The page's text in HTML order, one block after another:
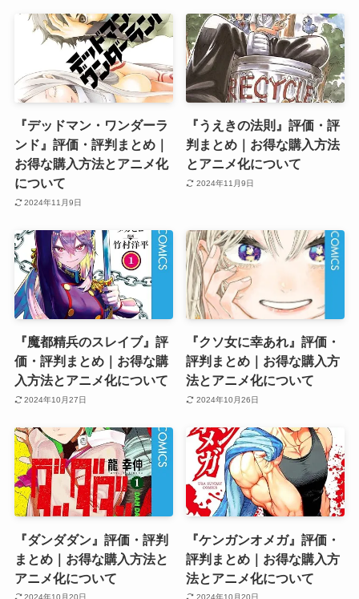
『デッドマン・ワンダーラ
ンド』評価・評判まとめ｜
お得な購入方法とアニメ化
について
2024年11月9日
『うえきの法則』評価・評
判まとめ｜お得な購入方法
とアニメ化について
2024年11月9日
『魔都精兵のスレイブ』評
価・評判まとめ｜お得な購
入方法とアニメ化について
2024年10月27日
『クソ女に幸あれ』評価・
評判まとめ｜お得な購入方
法とアニメ化について
2024年10月26日
『ダンダダン』評価・評判
まとめ｜お得な購入方法と
アニメ化について
2024年10月20日
『ケンガンオメガ』評価・
評判まとめ｜お得な購入方
法とアニメ化について
2024年10月20日